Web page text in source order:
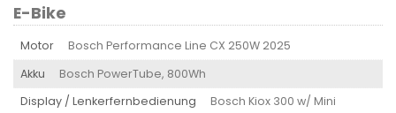
E-Bike
Motor
Bosch Performance Line CX 250W 2025
Akku
Bosch PowerTube, 800Wh
Display / Lenkerfernbedienung
Bosch Kiox 300 w/ Mini